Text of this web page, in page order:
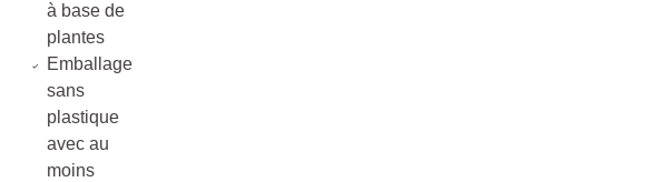
à base de
plantes
Emballage
sans
plastique
avec au
moins